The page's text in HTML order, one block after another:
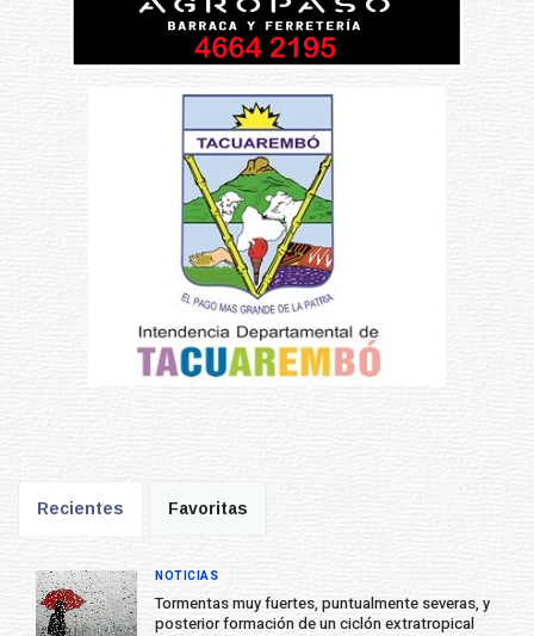
Recientes Favoritas
Tormentas muy fuertes, puntualmente severas, y
posterior formación de un ciclón extratropical
NOTICIAS